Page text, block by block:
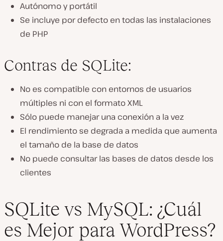
Autónomo y portátil
Se incluye por defecto en todas las instalaciones
de PHP
Contras de SQLite:
No es compatible con entornos de usuarios
múltiples ni con el formato XML
Sólo puede manejar una conexión a la vez
El rendimiento se degrada a medida que aumenta
el tamaño de la base de datos
No puede consultar las bases de datos desde los
clientes
SQLite vs MySQL: ¿Cuál
es Mejor para WordPress?